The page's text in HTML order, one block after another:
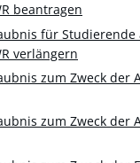
beantragen
für Studierende
verlängern
zum Zweck der
zum Zweck der